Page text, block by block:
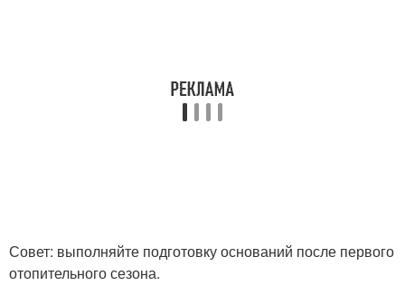
Совет: выполняйте подготовку оснований после первого
отопительного сезона.